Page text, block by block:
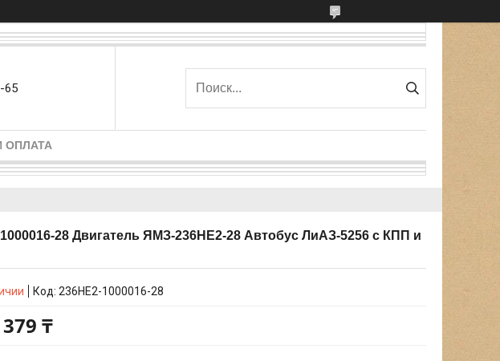
65
ОПЛАТА
28 Двигатель ЯМЗ-236НЕ2-28 Автобус ЛиАЗ-5256 с КПП и
Код: 236НЕ2-1000016-28
₸